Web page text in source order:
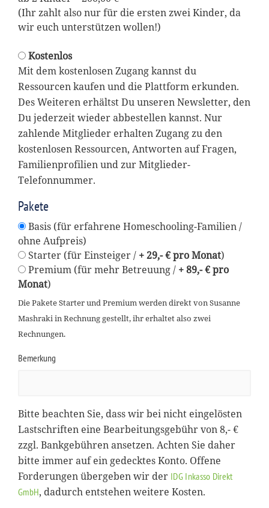
(Ihr zahlt also nur für die ersten zwei Kinder, da
wir euch unterstützen wollen!)
Kostenlos
Mit dem kostenlosen Zugang kannst du
Ressourcen kaufen und die Plattform erkunden.
Des Weiteren erhältst Du unseren Newsletter, den
Du jederzeit wieder abbestellen kannst. Nur
zahlende Mitglieder erhalten Zugang zu den
kostenlosen Ressourcen, Antworten auf Fragen,
Familienprofilien und zur Mitglieder-
Telefonnummer.
Pakete
Basis (für erfahrene Homeschooling-Familien /
ohne Aufpreis)
Starter (für Einsteiger / + 29,- € pro Monat)
Premium (für mehr Betreuung / + 89,- € pro
Monat)
Die Pakete Starter und Premium werden direkt von Susanne
Mashraki in Rechnung gestellt, ihr erhaltet also zwei
Rechnungen.
Bemerkung
Bitte beachten Sie, dass wir bei nicht eingelösten
Lastschriften eine Bearbeitungsgebühr von 8,- €
zzgl. Bankgebühren ansetzen. Achten Sie daher
bitte immer auf ein gedecktes Konto. Offene
Forderungen übergeben wir der IDG Inkasso Direkt
GmbH, dadurch entstehen weitere Kosten.